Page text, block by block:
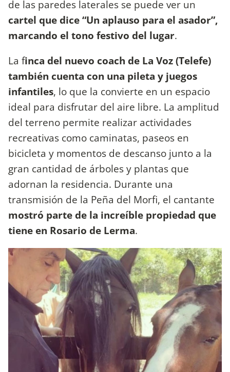
de las paredes laterales se puede ver un
cartel que dice “Un aplauso para el asador”,
marcando el tono festivo del lugar.
La finca del nuevo coach de La Voz (Telefe)
también cuenta con una pileta y juegos
infantiles, lo que la convierte en un espacio
ideal para disfrutar del aire libre. La amplitud
del terreno permite realizar actividades
recreativas como caminatas, paseos en
bicicleta y momentos de descanso junto a la
gran cantidad de árboles y plantas que
adornan la residencia. Durante una
transmisión de la Peña del Morfi, el cantante
mostró parte de la increíble propiedad que
tiene en Rosario de Lerma.